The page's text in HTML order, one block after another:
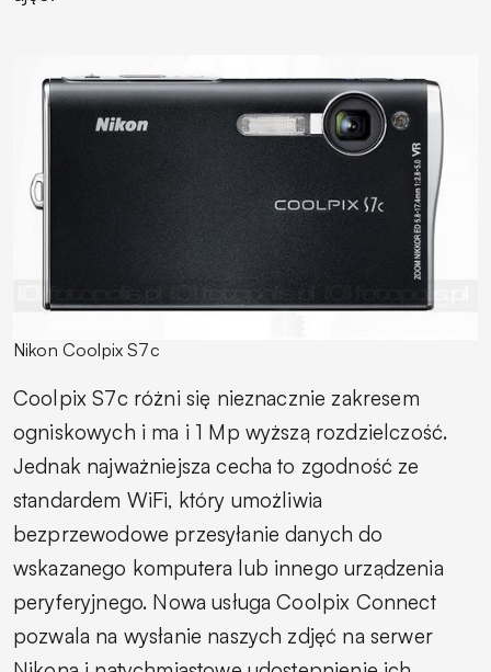
Nikon Coolpix S7c
Coolpix S7c różni się nieznacznie zakresem
ogniskowych i ma i 1 Mp wyższą rozdzielczość.
Jednak najważniejsza cecha to zgodność ze
standardem WiFi, który umożliwia
bezprzewodowe przesyłanie danych do
wskazanego komputera lub innego urządzenia
peryferyjnego. Nowa usługa Coolpix Connect
pozwala na wysłanie naszych zdjęć na serwer